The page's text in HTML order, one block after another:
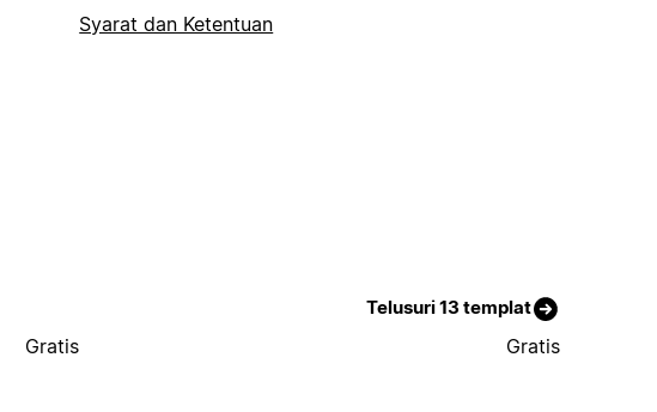
Syarat dan Ketentuan
Telusuri 13 templat
Gratis Gratis